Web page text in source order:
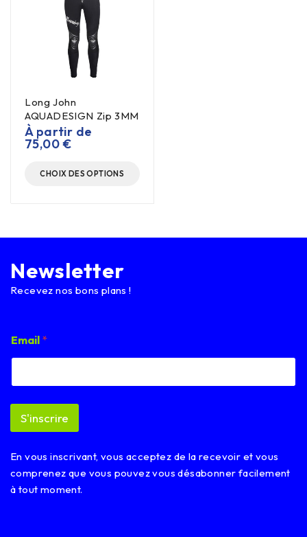
Long John
AQUADESIGN Zip 3MM
À partir de
75,00€
CHOIX DES OPTIONS
Newsletter
Recevez nos bons plans !
m
a
l
m
i
E
m
a
Email *
S'inscrire
En vous inscrivant, vous acceptez de la recevoir et vous
comprenez que vous pouvez vous désabonner facilement
à tout moment.